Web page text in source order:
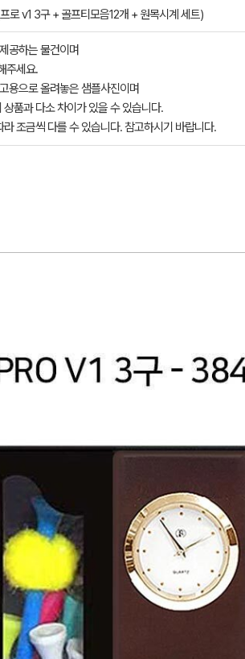
로 v1 3구 + 골프티모음12개 + 원목시계 세트)
공하는 물건이며
주세요.
용으로 올려놓은 샘플사진이며
품과 다소 차이가 있을 수 있습니다.
조금씩 다를 수 있습니다. 참고하시기 바랍니다.